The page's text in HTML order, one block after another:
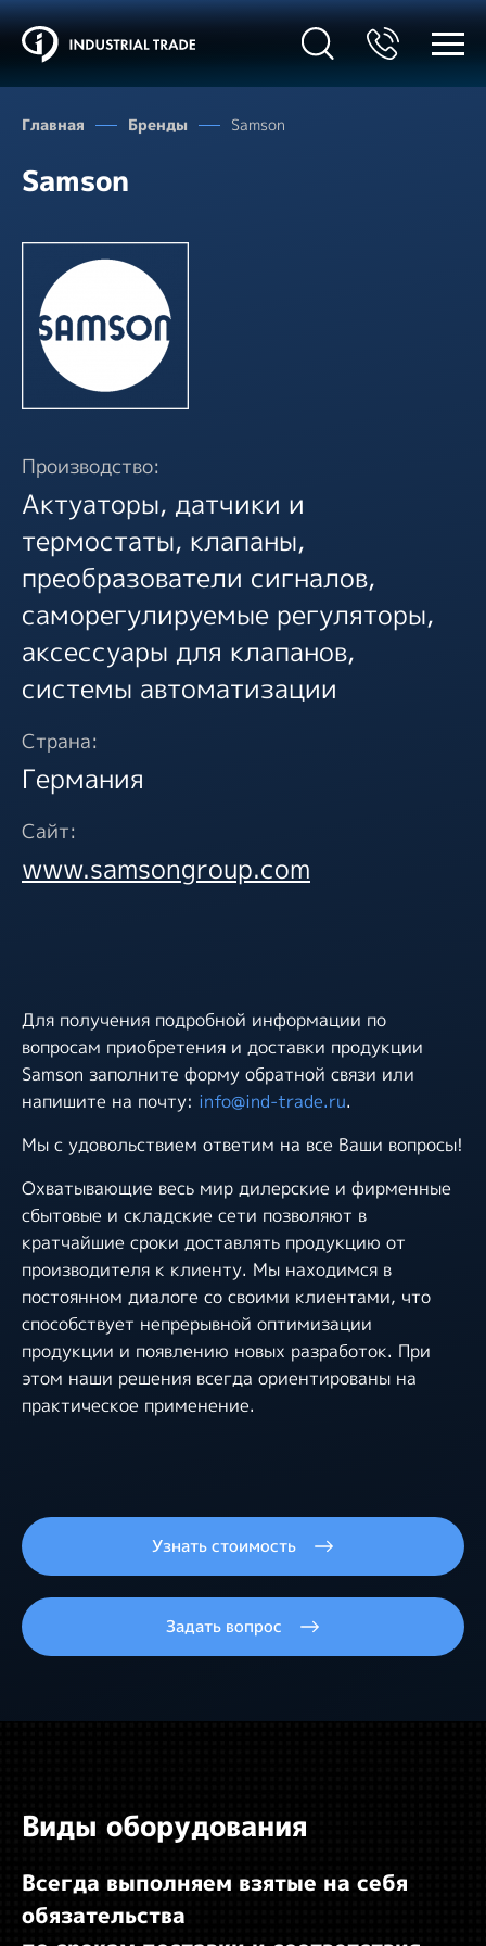
Главная Бренды Samson
Samson
Производство:
Актуаторы, датчики и
термостаты, клапаны,
преобразователи сигналов,
саморегулируемые регуляторы,
аксессуары для клапанов,
системы автоматизации
Страна:
Германия
Сайт:
www.samsongroup.com
Для получения подробной информации по
вопросам приобретения и доставки продукции
Samson заполните форму обратной связи или
напишите на почту: info@ind-trade.ru.
Мы с удовольствием ответим на все Ваши вопросы!
Охватывающие весь мир дилерские и фирменные
сбытовые и складские сети позволяют в
кратчайшие сроки доставлять продукцию от
производителя к клиенту. Мы находимся в
постоянном диалоге со своими клиентами, что
способствует непрерывной оптимизации
продукции и появлению новых разработок. При
этом наши решения всегда ориентированы на
практическое применение.
Узнать стоимость
Задать вопрос
Виды оборудования
Всегда выполняем взятые на себя
обязательства